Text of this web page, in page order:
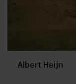
Albert Heijn